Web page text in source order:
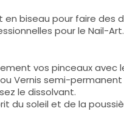
biseau pour faire des
pour le Nail-Art.
vos pinceaux avec
Vernis semi-
le dissolvant.
du soleil et de la